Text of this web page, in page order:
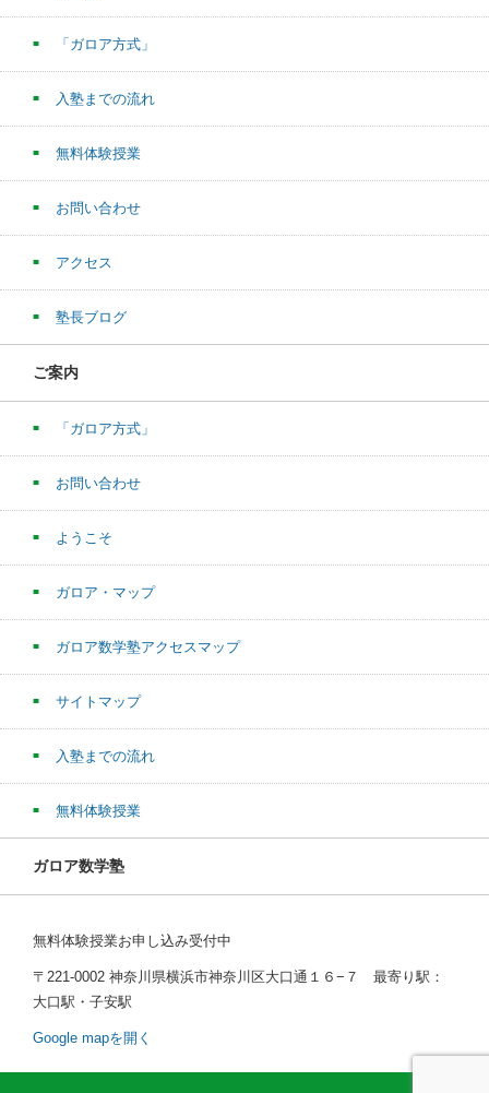
「ガロア方式」
入塾までの流れ
無料体験授業
お問い合わせ
アクセス
塾長ブログ
ご案内
「ガロア方式」
お問い合わせ
ようこそ
ガロア・マップ
ガロア数学塾アクセスマップ
サイトマップ
入塾までの流れ
無料体験授業
ガロア数学塾
無料体験授業お申し込み受付中
〒221-0002 神奈川県横浜市神奈川区大口通１６−７ 最寄り駅：
大口駅・子安駅
Google mapを開く